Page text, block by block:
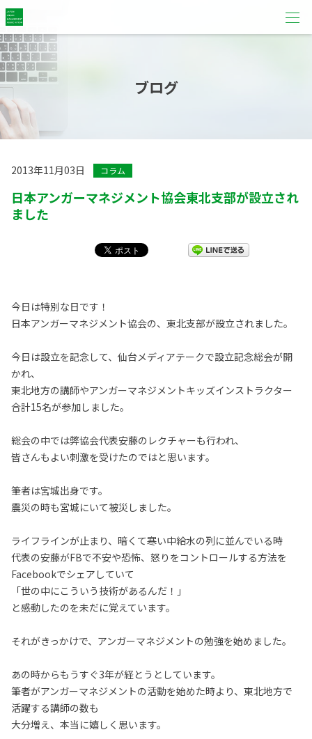
ブログ
2013年11月03日 コラム
日本アンガーマネジメント協会東北支部が設立され
ました
今日は特別な日です！
日本アンガーマネジメント協会の、東北支部が設立されました。
今日は設立を記念して、仙台メディアテークで設立記念総会が開
かれ、
東北地方の講師やアンガーマネジメントキッズインストラクター
合計15名が参加しました。
総会の中では弊協会代表安藤のレクチャーも行われ、
皆さんもよい刺激を受けたのではと思います。
筆者は宮城出身です。
震災の時も宮城にいて被災しました。
ライフラインが止まり、暗くて寒い中給水の列に並んでいる時
代表の安藤がFBで不安や恐怖、怒りをコントロールする方法を
Facebookでシェアしていて
「世の中にこういう技術があるんだ！」
と感動したのを未だに覚えています。
それがきっかけで、アンガーマネジメントの勉強を始めました。
あの時からもうすぐ3年が経とうとしています。
筆者がアンガーマネジメントの活動を始めた時より、東北地方で
活躍する講師の数も
大分増え、本当に嬉しく思います。